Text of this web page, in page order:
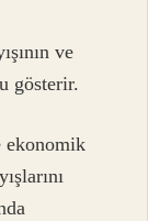
ve
gösterir.
ekonomik